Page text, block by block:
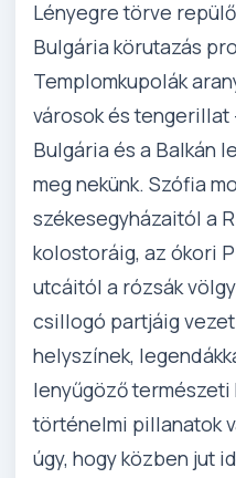
Lényegre törve
Bulgária körutazás
Templomkupolák
városok és tengerillat
Bulgária és a Balkán
meg nekünk. Szófia
székesegyházaitól a
kolostoráig, az ókori
utcáitól a rózsák
csillogó partjáig
helyszínek,
lenyűgöző természeti
történelmi pillanatok
úgy, hogy közben jut